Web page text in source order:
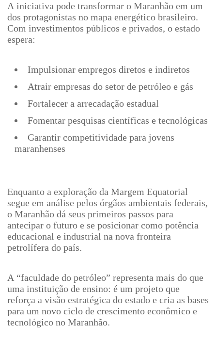
A iniciativa pode transformar o Maranhão em um
dos protagonistas no mapa energético brasileiro.
Com investimentos públicos e privados, o estado
espera:
Impulsionar empregos diretos e indiretos
Atrair empresas do setor de petróleo e gás
Fortalecer a arrecadação estadual
Fomentar pesquisas científicas e tecnológicas
Garantir competitividade para jovens
maranhenses
Enquanto a exploração da Margem Equatorial
segue em análise pelos órgãos ambientais federais,
o Maranhão dá seus primeiros passos para
antecipar o futuro e se posicionar como potência
educacional e industrial na nova fronteira
petrolífera do país.
A “faculdade do petróleo” representa mais do que
uma instituição de ensino: é um projeto que
reforça a visão estratégica do estado e cria as bases
para um novo ciclo de crescimento econômico e
tecnológico no Maranhão.